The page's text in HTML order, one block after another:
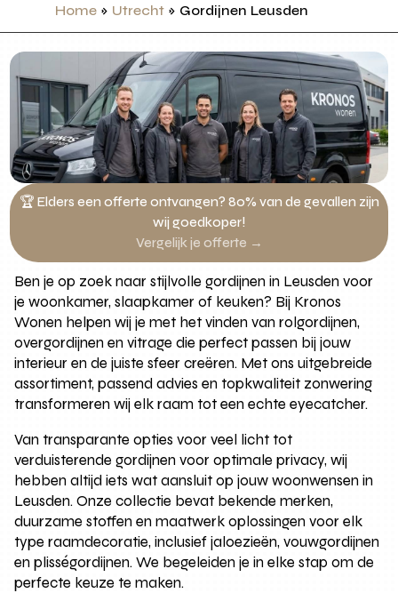
Home» Utrecht» Gordijnen Leusden
🏆 Elders een offerte ontvangen? 80% van de gevallen zijn
wij goedkoper!
Vergelijk je offerte →
Ben je op zoek naar stijlvolle gordijnen in Leusden voor
je woonkamer, slaapkamer of keuken? Bij Kronos
Wonen helpen wij je met het vinden van rolgordijnen,
overgordijnen en vitrage die perfect passen bij jouw
interieur en de juiste sfeer creëren. Met ons uitgebreide
assortiment, passend advies en topkwaliteit zonwering
transformeren wij elk raam tot een echte eyecatcher.
Van transparante opties voor veel licht tot
verduisterende gordijnen voor optimale privacy, wij
hebben altijd iets wat aansluit op jouw woonwensen in
Leusden. Onze collectie bevat bekende merken,
duurzame stoffen en maatwerk oplossingen voor elk
type raamdecoratie, inclusief jaloezieën, vouwgordijnen
en plisségordijnen. We begeleiden je in elke stap om de
perfecte keuze te maken.